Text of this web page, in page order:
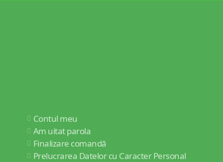
Contul meu
Am uitat parola
Finalizare comandă
Prelucrarea Datelor cu Caracter Personal